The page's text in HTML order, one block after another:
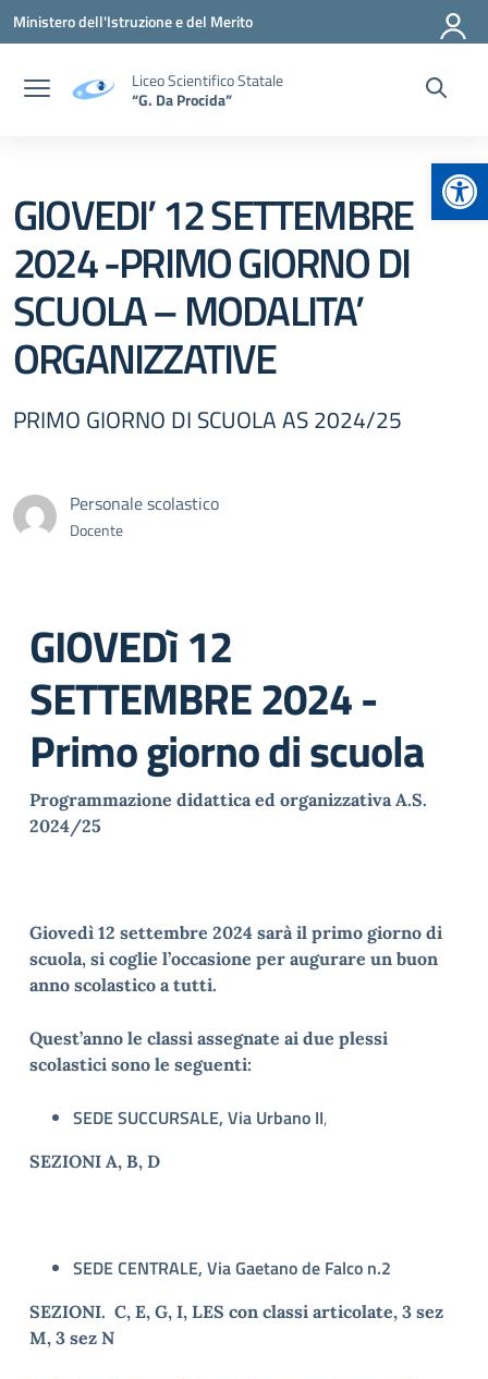
Vai ai contenuti
Vai al menu di navigazione
Vai al footer
Ministero dell'Istruzione e del Merito
Liceo Scientifico Statale
“G. Da Procida”
GIOVEDI’ 12 SETTEMBRE
2024 -PRIMO GIORNO DI
SCUOLA – MODALITA’
ORGANIZZATIVE
PRIMO GIORNO DI SCUOLA AS 2024/25
Personale scolastico
Docente
GIOVEDì 12
SETTEMBRE 2024 -
Primo giorno di scuola
Programmazione didattica ed organizzativa A.S.
2024/25
Giovedì 12 settembre 2024 sarà il primo giorno di
scuola, si coglie l’occasione per augurare un buon
anno scolastico a tutti.
Quest’anno le classi assegnate ai due plessi
scolastici sono le seguenti:
SEDE SUCCURSALE, Via Urbano II,
SEZIONI A, B, D
SEDE CENTRALE, Via Gaetano de Falco n.2
SEZIONI. C, E, G, I, LES con classi articolate, 3 sez
M, 3 sez N